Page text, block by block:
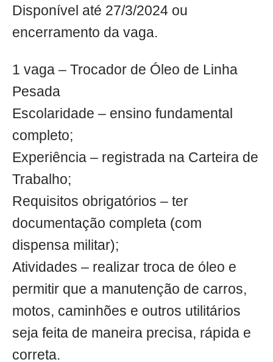
Disponível até 27/3/2024 ou
encerramento da vaga.
1 vaga – Trocador de Óleo de Linha
Pesada
Escolaridade – ensino fundamental
completo;
Experiência – registrada na Carteira de
Trabalho;
Requisitos obrigatórios – ter
documentação completa (com
dispensa militar);
Atividades – realizar troca de óleo e
permitir que a manutenção de carros,
motos, caminhões e outros utilitários
seja feita de maneira precisa, rápida e
correta.